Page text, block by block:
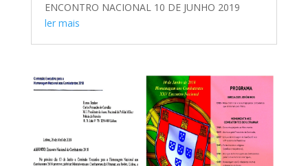
ENCONTRO NACIONAL 10 DE JUNHO 2019
ler mais